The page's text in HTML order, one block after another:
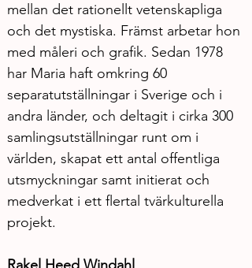
mellan det rationellt vetenskapliga
och det mystiska. Främst arbetar hon
med måleri och grafik. Sedan 1978
har Maria haft omkring 60
separatutställningar i Sverige och i
andra länder, och deltagit i cirka 300
samlingsutställningar runt om i
världen, skapat ett antal offentliga
utsmyckningar samt initierat och
medverkat i ett flertal tvärkulturella
projekt.